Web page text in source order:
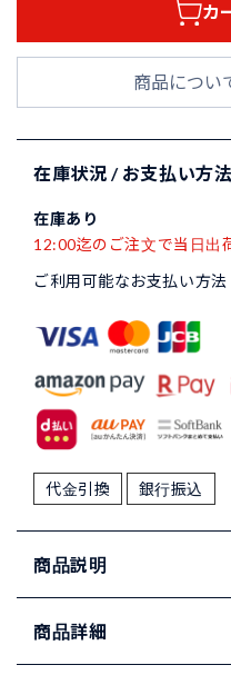
カ
商品につい
在庫状況 / お支払い方法
在庫あり
12:00迄のご注文で当日出
ご利用可能なお支払い方法
代金引換 銀行振込
商品説明
商品詳細